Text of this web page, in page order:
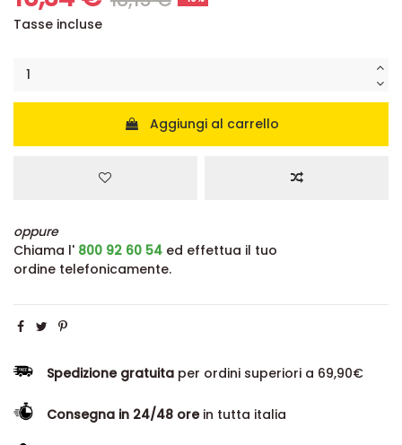
Tasse incluse
Aggiungi al carrello
oppure
Chiama l' 800 92 60 54 ed effettua il tuo
ordine telefonicamente.
Spedizione gratuita per ordini superiori a 69,90€
Consegna in 24/48 orein tutta italia